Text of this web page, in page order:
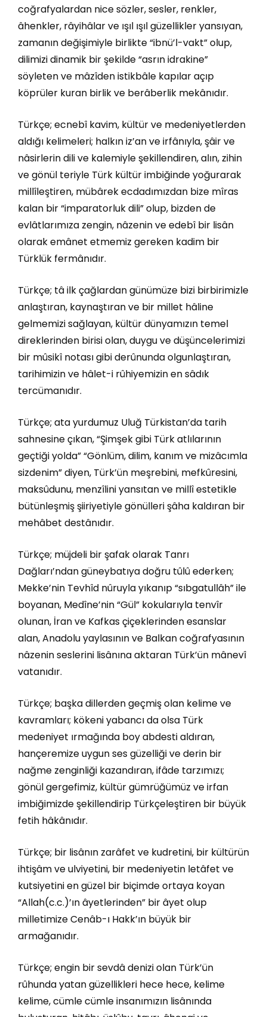
coğrafyalardan nice sözler, sesler, renkler,
âhenkler, râyihâlar ve ışıl ışıl güzellikler yansıyan,
zamanın değişimiyle birlikte “ibnü’l-vakt” olup,
dilimizi dinamik bir şekilde “asrın idrakine”
söyleten ve mâzîden istikbâle kapılar açıp
köprüler kuran birlik ve berâberlik mekânıdır.
Türkçe; ecnebî kavim, kültür ve medeniyetlerden
aldığı kelimeleri; halkın iz’an ve irfânıyla, şâir ve
nâsirlerin dili ve kalemiyle şekillendiren, alın, zihin
ve gönül teriyle Türk kültür imbiğinde yoğurarak
millîleştiren, mübârek ecdadımızdan bize mîras
kalan bir “imparatorluk dili” olup, bizden de
evlâtlarımıza zengin, nâzenin ve edebî bir lisân
olarak emânet etmemiz gereken kadim bir
Türklük fermânıdır.
Türkçe; tâ ilk çağlardan günümüze bizi birbirimizle
anlaştıran, kaynaştıran ve bir millet hâline
gelmemizi sağlayan, kültür dünyamızın temel
direklerinden birisi olan, duygu ve düşüncelerimizi
bir mûsikî notası gibi derûnunda olgunlaştıran,
tarihimizin ve hâlet-i rûhiyemizin en sâdık
tercümanıdır.
Türkçe; ata yurdumuz Uluğ Türkistan’da tarih
sahnesine çıkan, “Şimşek gibi Türk atlılarının
geçtiği yolda” “Gönlüm, dilim, kanım ve mizâcımla
sizdenim” diyen, Türk’ün meşrebini, mefkûresini,
maksûdunu, menzîlini yansıtan ve millî estetikle
bütünleşmiş şiiriyetiyle gönülleri şâha kaldıran bir
mehâbet destânıdır.
Türkçe; müjdeli bir şafak olarak Tanrı
Dağları’ndan güneybatıya doğru tûlû ederken;
Mekke’nin Tevhîd nûruyla yıkanıp “sıbgatullâh” ile
boyanan, Medîne’nin “Gül” kokularıyla tenvîr
olunan, İran ve Kafkas çiçeklerinden esanslar
alan, Anadolu yaylasının ve Balkan coğrafyasının
nâzenin seslerini lisânına aktaran Türk’ün mânevî
vatanıdır.
Türkçe; başka dillerden geçmiş olan kelime ve
kavramları; kökeni yabancı da olsa Türk
medeniyet ırmağında boy abdesti aldıran,
hançeremize uygun ses güzelliği ve derin bir
nağme zenginliği kazandıran, ifâde tarzımızı;
gönül gergefimiz, kültür gümrüğümüz ve irfan
imbiğimizde şekillendirip Türkçeleştiren bir büyük
fetih hâkânıdır.
Türkçe; bir lisânın zarâfet ve kudretini, bir kültürün
ihtişâm ve ulviyetini, bir medeniyetin letâfet ve
kutsiyetini en güzel bir biçimde ortaya koyan
“Allah(c.c.)’ın âyetlerinden” bir âyet olup
milletimize Cenâb-ı Hakk’ın büyük bir
armağanıdır.
Türkçe; engin bir sevdâ denizi olan Türk’ün
rûhunda yatan güzellikleri hece hece, kelime
kelime, cümle cümle insanımızın lisânında